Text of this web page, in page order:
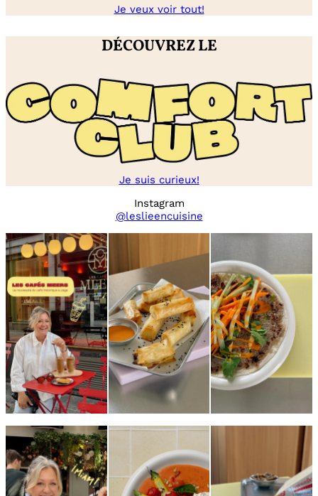
Je veux voir tout!
DÉCOUVREZ LE
Je suis curieux!
Instagram
@leslieencuisine